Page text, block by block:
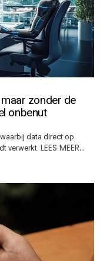
zonder de
onbenut
data direct op
verwerkt. LEES MEER…